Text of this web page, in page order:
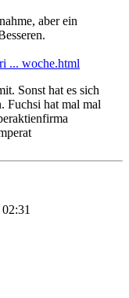
aber ein
... woche.html
Sonst hat es sich
Fuchsi hat mal mal